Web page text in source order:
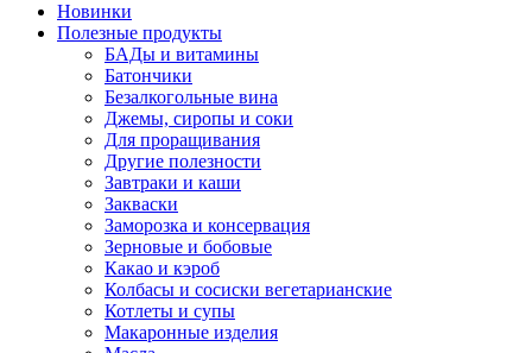
Новинки
Полезные продукты
БАДы и витамины
Батончики
Безалкогольные вина
Джемы, сиропы и соки
Для проращивания
Другие полезности
Завтраки и каши
Закваски
Заморозка и консервация
Зерновые и бобовые
Какао и кэроб
Колбасы и сосиски вегетарианские
Котлеты и супы
Макаронные изделия